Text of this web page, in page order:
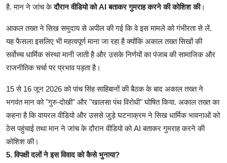
है. मान ने जांच केदौरान वीडियो को AI बताकर गुमराह करने की कोशिश की।
आकल तख्त ने सिख समुदाय से अपील की गई कि वे इस मामले को गंभीरता से लें.
यह फैसला इसलिए भी महत्वपूर्ण माना जा रहा है क्योंकि अकाल तख्त सिखों की
सर्वोच्च धार्मिक संस्था मानी जाती है और उसके निर्णयों का पंजाब की सामाजिक और
राजनीतिक चर्चा पर प्रभाव पड़ता है।
15 से 16 जून 2026 को पांच सिंह साहिबानों की बैठक के बाद अकाल तख्त ने
भगवंत मान को "गुरु-दोखी" और "खालसा पंथ विरोधी" घोषित किया. अकाल तख्त का
कहना है कि वायरल वीडियो और उससे जुड़े घटनाक्रम ने सिख धार्मिक भावनाओं को
ठेस पहुंचाई तथा मान ने जांच के दौरान वीडियो को AI बताकर गुमराह करने की
कोशिश की।
5. विपक्षी दलों ने इस विवाद को कैसे भुनाया?